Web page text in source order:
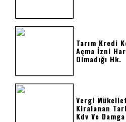
Tarım Kredi
Açma İzni
Olmadığı Hk.
Vergi
Kiralanan
Kdv Ve